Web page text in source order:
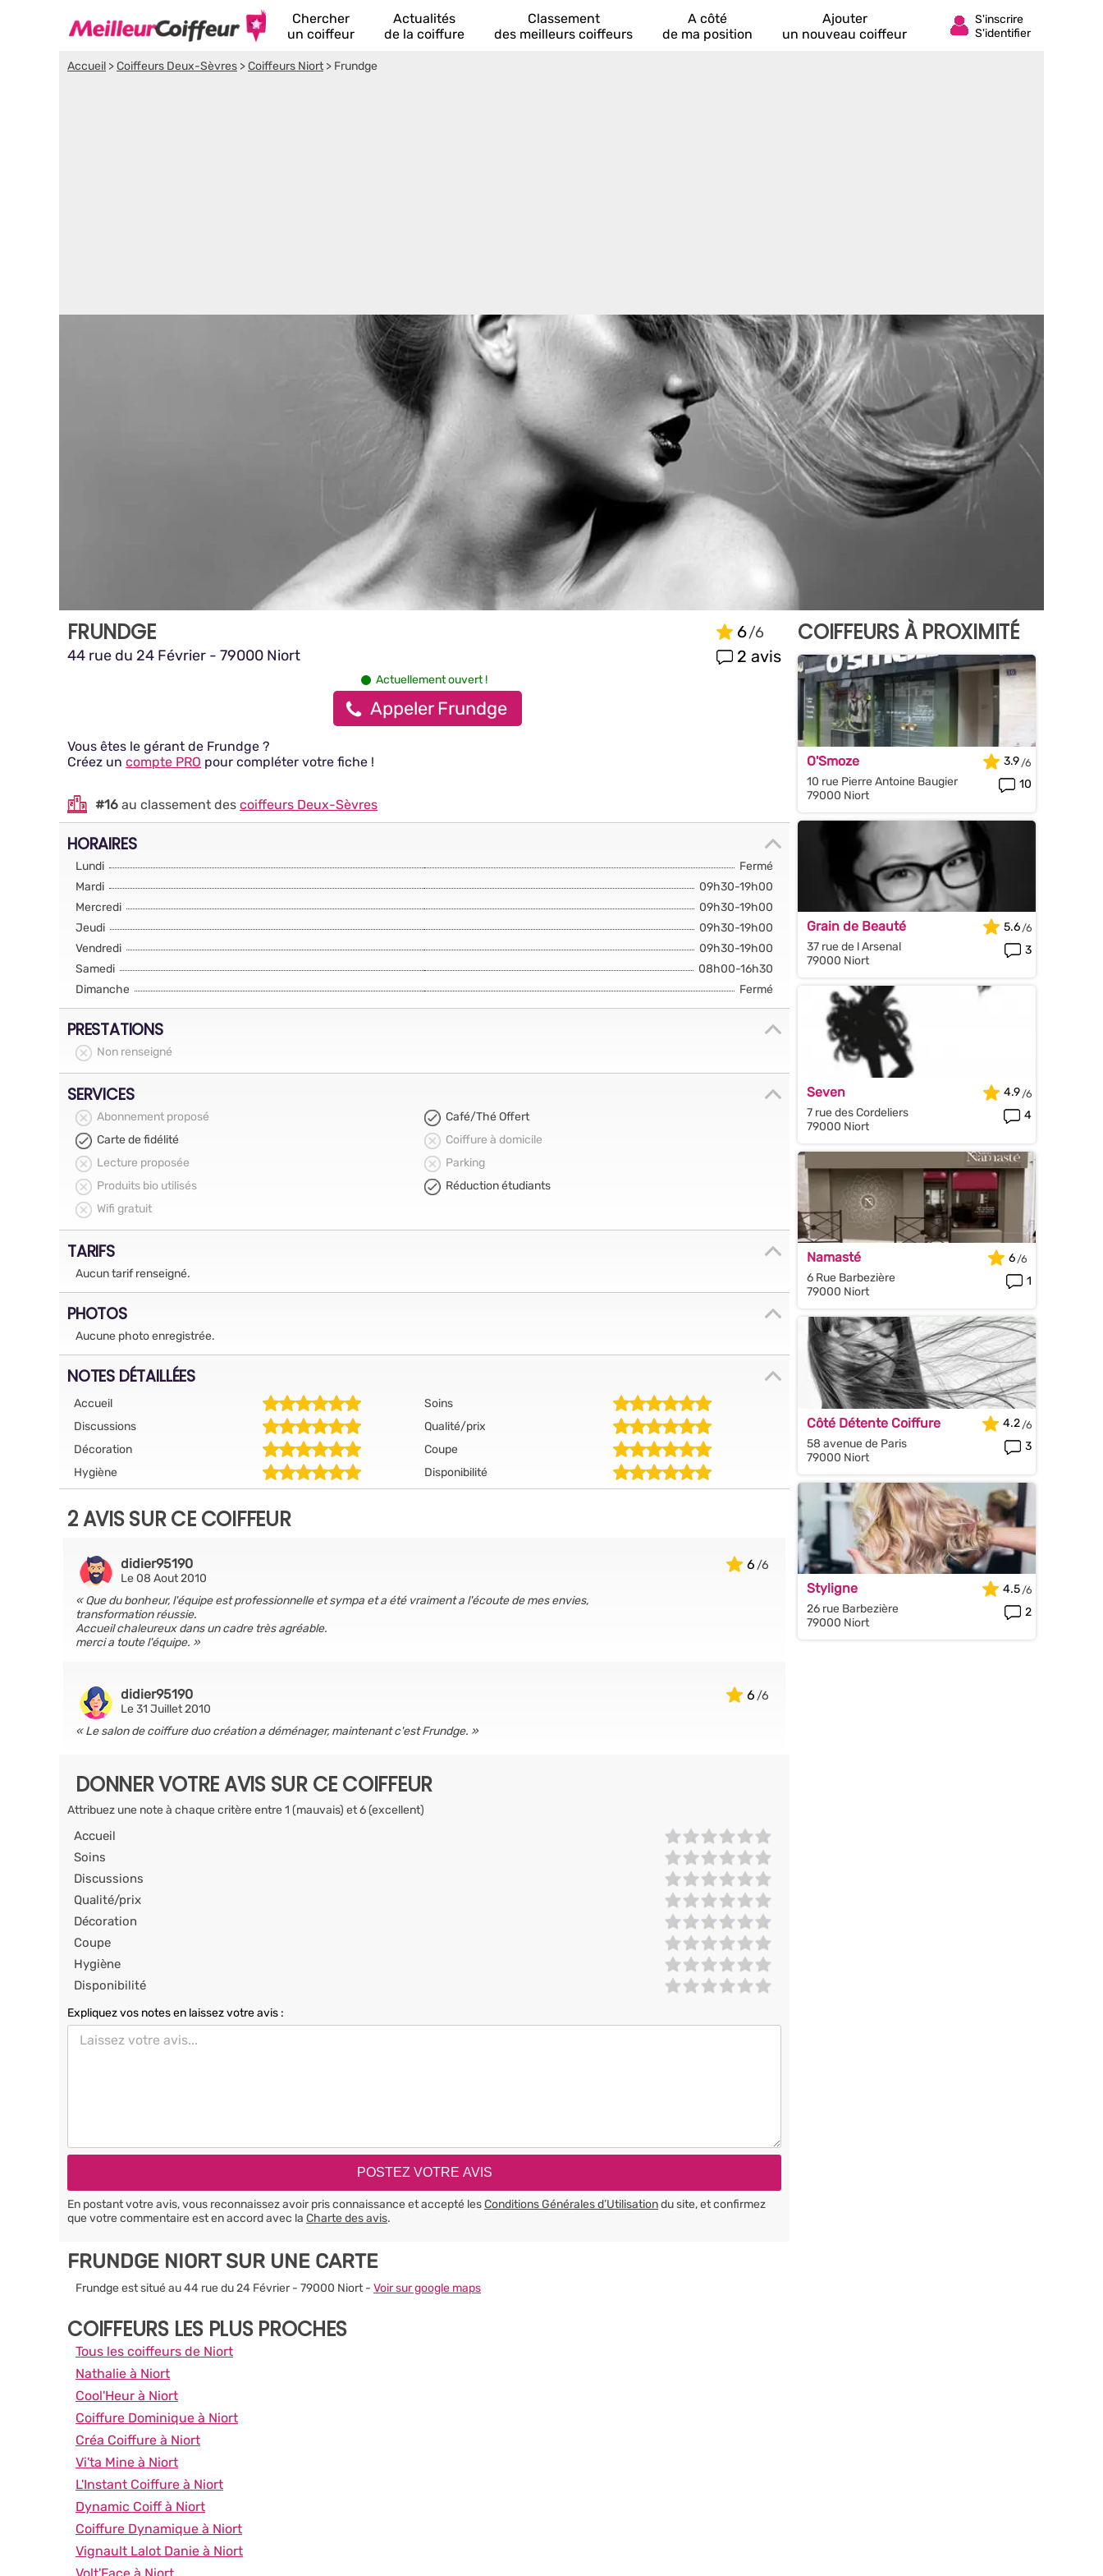
Chercher
un coiffeur
Actualités
de la coiffure
Classement
des meilleurs coiffeurs
A côté
de ma position
Ajouter
un nouveau coiffeur
Accueil >Coiffeurs Deux-Sèvres >Coiffeurs Niort> Frundge
FRUNDGE
44 rue du 24 Février - 79000 Niort
6
2 avis
Actuellement ouvert !
Appeler Frundge
Vous êtes le gérant de Frundge ?
Créez un compte PRO pour compléter votre fiche !
#16 au classement des coiffeurs Deux-Sèvres
HORAIRES
Lundi
Fermé
Mardi
09h30-19h00
Mercredi
09h30-19h00
Jeudi
09h30-19h00
Vendredi
09h30-19h00
Samedi
08h00-16h30
Dimanche
Fermé
PRESTATIONS
Non renseigné
SERVICES
Abonnement proposé
Café/Thé Offert
Carte de fidélité
Coiffure à domicile
Lecture proposée
Parking
Produits bio utilisés
Réduction étudiants
Wifi gratuit
TARIFS
Aucun tarif renseigné.
PHOTOS
Aucune photo enregistrée.
NOTES DÉTAILLÉES
Accueil
Soins
Discussions
Qualité/prix
Décoration
Coupe
Hygiène
Disponibilité
2 AVIS SUR CE COIFFEUR
6
didier95190
Le 08 Aout 2010
Que du bonheur, l'équipe est professionnelle et sympa et a été vraiment a l'écoute de mes envies,
transformation réussie.
Accueil chaleureux dans un cadre très agréable.
merci a toute l'équipe.
6
didier95190
Le 31 Juillet 2010
Le salon de coiffure duo création a déménager, maintenant c'est Frundge.
DONNER VOTRE AVIS SUR CE COIFFEUR
Attribuez une note à chaque critère entre 1 (mauvais) et 6 (excellent)
Accueil
Soins
Discussions
Qualité/prix
Décoration
Coupe
Hygiène
Disponibilité
Expliquez vos notes en laissez votre avis :
En postant votre avis, vous reconnaissez avoir pris connaissance et accepté lesConditions Générales d’Utilisationdu site, et confirmez
que votre commentaire est en accord avec la Charte des avis.
FRUNDGE NIORT SUR UNE CARTE
Frundge est situé au 44 rue du 24 Février - 79000 Niort - Voir sur google maps
COIFFEURS LES PLUS PROCHES
Tous les coiffeurs de Niort
Nathalie à Niort
Cool'Heur à Niort
Coiffure Dominique à Niort
Créa Coiffure à Niort
Vi'ta Mine à Niort
L'Instant Coiffure à Niort
Dynamic Coiff à Niort
Coiffure Dynamique à Niort
Vignault Lalot Danie à Niort
Volt'Face à Niort
COIFFEURS À PROXIMITÉ
O'Smoze
10 rue Pierre Antoine Baugier
79000 Niort
3.9
10
Grain de Beauté
37 rue de l Arsenal
79000 Niort
5.6
3
Seven
7 rue des Cordeliers
79000 Niort
4.9
4
Namasté
6 Rue Barbezière
79000 Niort
6
1
Côté Détente Coiffure
58 avenue de Paris
79000 Niort
4.2
3
Styligne
26 rue Barbezière
79000 Niort
4.5
2